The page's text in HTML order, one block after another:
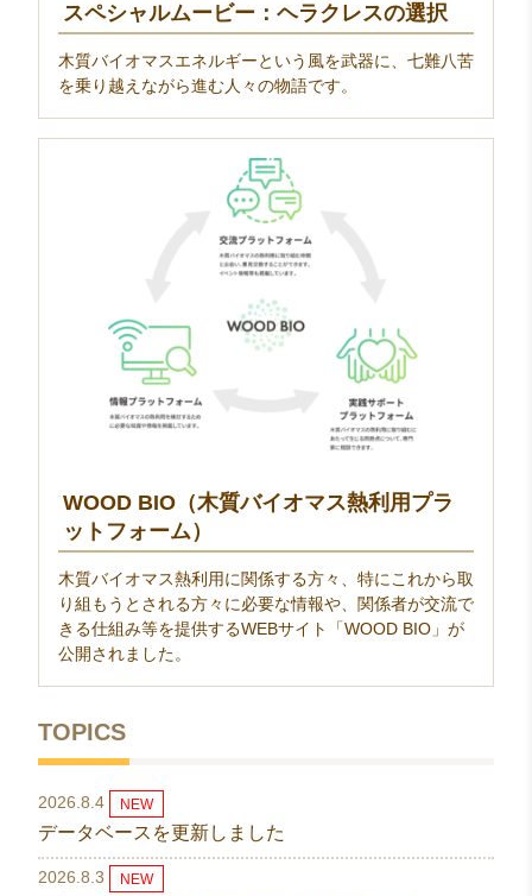
スペシャルムービー：ヘラクレスの選択
木質バイオマスエネルギーという風を武器に、七難八苦
を乗り越えながら進む人々の物語です。
WOOD BIO（木質バイオマス熱利用プラ
ットフォーム）
木質バイオマス熱利用に関係する方々、特にこれから取
り組もうとされる方々に必要な情報や、関係者が交流で
きる仕組み等を提供するWEBサイト「WOOD BIO」が
公開されました。
TOPICS
2026.8.4 NEW
データベースを更新しました
2026.8.3 NEW